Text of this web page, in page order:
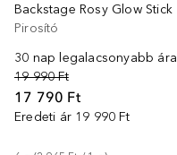
Backstage Rosy Glow Stick
Pirosító
30 nap legalacsonyabb ára
19 990 Ft
17 790 Ft
Eredeti ár 19 990 Ft